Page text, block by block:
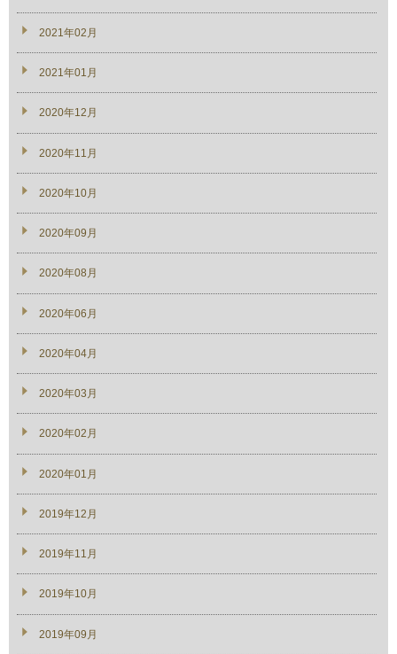
2021年02月
2021年01月
2020年12月
2020年11月
2020年10月
2020年09月
2020年08月
2020年06月
2020年04月
2020年03月
2020年02月
2020年01月
2019年12月
2019年11月
2019年10月
2019年09月